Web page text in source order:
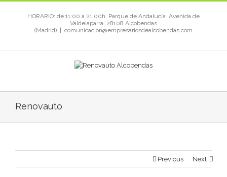
HORARIO: de 11:00 a 21:00h. Parque de Andalucía. Avenida de
Valdelaparra, 28108 Alcobendas
(Madrid)
comunicacion@empresariosdealcobendas.com
Renovauto
Previous Next